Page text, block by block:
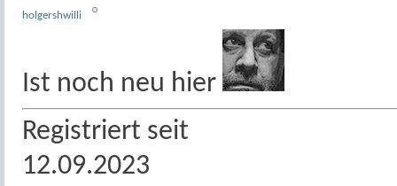
holgershwilli
Ist noch neu hier
Registriert seit
12.09.2023